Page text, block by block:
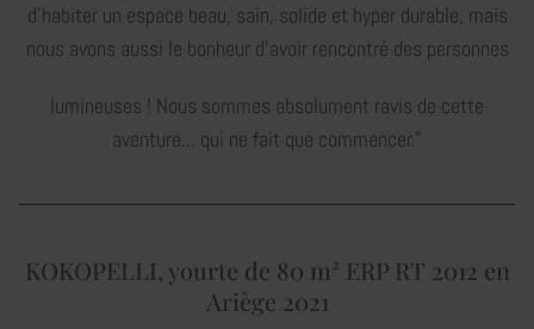
d’habiter un espace beau, sain, solide et hyper durable, mais
nous avons aussi le bonheur d’avoir rencontré des personnes
lumineuses ! Nous sommes absolument ravis de cette
aventure... qui ne fait que commencer."
KOKOPELLI, yourte de 80 m² ERP RT 2012 en
Ariège 2021